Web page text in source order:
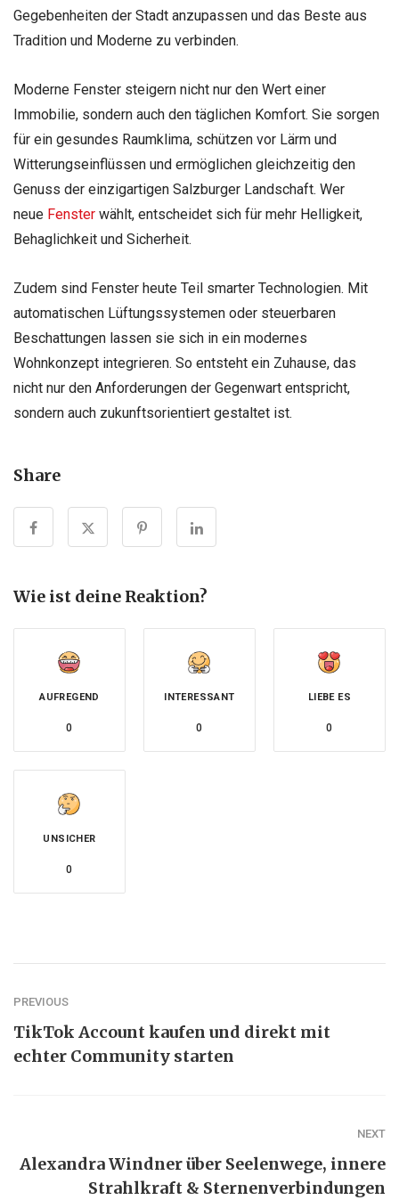
Gegebenheiten der Stadt anzupassen und das Beste aus
Tradition und Moderne zu verbinden.
Moderne Fenster steigern nicht nur den Wert einer
Immobilie, sondern auch den täglichen Komfort. Sie sorgen
für ein gesundes Raumklima, schützen vor Lärm und
Witterungseinflüssen und ermöglichen gleichzeitig den
Genuss der einzigartigen Salzburger Landschaft. Wer
neue Fenster wählt, entscheidet sich für mehr Helligkeit,
Behaglichkeit und Sicherheit.
Zudem sind Fenster heute Teil smarter Technologien. Mit
automatischen Lüftungssystemen oder steuerbaren
Beschattungen lassen sie sich in ein modernes
Wohnkonzept integrieren. So entsteht ein Zuhause, das
nicht nur den Anforderungen der Gegenwart entspricht,
sondern auch zukunftsorientiert gestaltet ist.
Share
Wie ist deine Reaktion?
AUFREGEND
0
INTERESSANT
0
LIEBE ES
0
UNSICHER
0
PREVIOUS
TikTok Account kaufen und direkt mit
echter Community starten
NEXT
Alexandra Windner über Seelenwege, innere
Strahlkraft & Sternenverbindungen